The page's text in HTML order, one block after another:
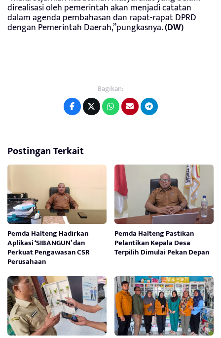
direalisasi oleh pemerintah akan menjadi catatan
dalam agenda pembahasan dan rapat-rapat DPRD
dengan Pemerintah Daerah,”pungkasnya.(DW)
Bagikan:
Postingan Terkait
Pemda Halteng Hadirkan
Aplikasi ‘SIBANGUN’ dan
Perkuat Pengawasan CSR
Perusahaan
Pemda Halteng Pastikan
Pelantikan Kepala Desa
Terpilih Dimulai Pekan Depan